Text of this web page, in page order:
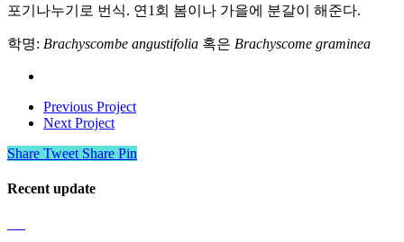
포기나누기로 번식. 연1회 봄이나 가을에 분갈이 해준다.
학명: Brachyscombe angustifolia 혹은 Brachyscome graminea
Previous Project
Next Project
Share Tweet Share Pin
Recent update